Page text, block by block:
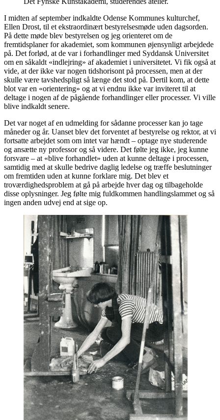
I midten af september indkaldte Odense Kommunes kulturchef,
Ellen Drost, til et ekstraordinært bestyrelsesmøde uden dagsorden.
På dette møde blev bestyrelsen og jeg orienteret om de
fremtidsplaner for akademiet, som kommunen øjensynligt arbejdede
på. Det forlød, at de var i forhandlinger med Syddansk Universitet
om en såkaldt «indlejring» af akademiet i universitetet. Vi fik også at
vide, at der ikke var nogen tidshorisont på processen, men at der
skulle være tavshedspligt så længe det stod på. Dertil kom, at dette
blot var en «orientering» og at vi endnu ikke var inviteret til at
deltage i nogen af de pågående forhandlinger eller processer. Vi ville
blive indkaldt senere.
Det var noget af en udmelding for sådanne processer kan jo tage
måneder og år. Uanset blev det forventet af bestyrelse og rektor, at vi
fortsatte arbejdet som om intet var hændt – optage nye studerende
og ansætte ny professor og så videre. Det følte jeg ikke, jeg kunne
forsvare – at «blive forhandlet» uden at kunne deltage i processen,
samtidig med at skulle bedrive daglig ledelse og træffe beslutninger
om fremtiden uden at kunne forklare mig. Det blev et
troværdighedsproblem at gå på arbejde hver dag og tilbageholde
disse oplysninger. Jeg følte mig fuldkommen handlingslammet og så
ingen anden udvej end at sige op.